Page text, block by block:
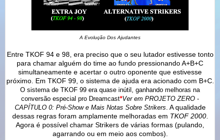
A Evolução Dos Ajudantes
Entre TKOF 94 e 98, era preciso que o seu lutador estivesse tonto
para chamar alguém do time ao fundo pressionando A+B+C
simultaneamente e acertar o outro oponente que estivesse
próximo. Em TKOF 99, o sistema de ajuda era acionado com B+C.
O sistema de TKOF 99 era quase inútil, ganhando melhoras na
conversão especial pro Dreamcast*Ver em PROJETO ZERO -
CAPÍTULO 0: Pré-Show e Mais Notas Sobre Strikers . A qualidade
dessas regras foram amplamente melhoradas em TKOF 2000.
Agora é possível chamar Strikers de várias formas (pulando,
agarrando ou em meio aos combos).